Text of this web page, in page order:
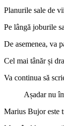
Planurile sale de
Pe lângă joburile
De asemenea, va
Cel mai tânăr și
Va continua să
Așadar nu
Marius Bujor este